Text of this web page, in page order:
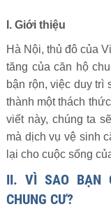
I. Giới thiệu
Hà Nội, thủ đô của
tăng của căn hộ
bận rộn, việc duy trì
thành một thách
viết này, chúng ta
mà dịch vụ vệ sinh
lại cho cuộc sống
II. VÌ SAO BẠN
CHUNG CƯ?